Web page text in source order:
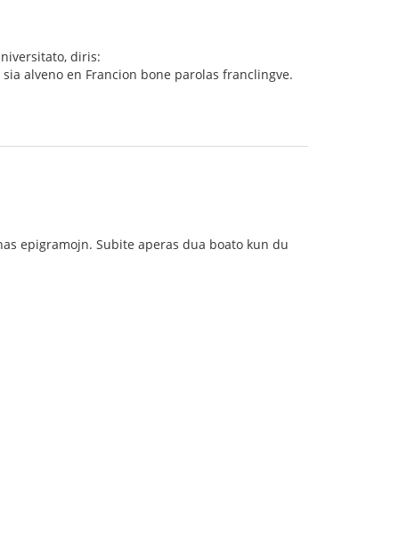
diris:
alveno en Francion bone parolas franclingve.
epigramojn. Subite aperas dua boato kun du